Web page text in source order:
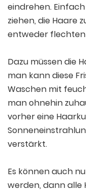
eindrehen.
ziehen, die Haare
entweder
Dazu müssen die
man kann diese
Waschen mit
man ohnehin
vorher eine
verstärkt.
Es können auch
werden, dann alle